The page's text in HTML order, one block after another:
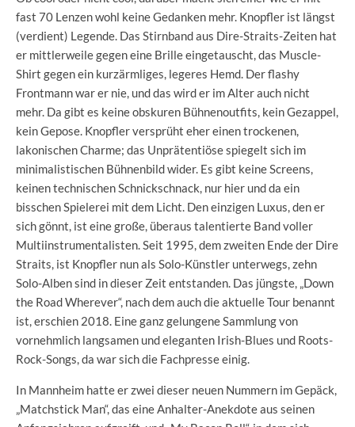
fast 70 Lenzen wohl keine Gedanken mehr. Knopfler ist längst
(verdient) Legende. Das Stirnband aus Dire-Straits-Zeiten hat
er mittlerweile gegen eine Brille eingetauscht, das Muscle-
Shirt gegen ein kurzärmliges, legeres Hemd. Der flashy
Frontmann war er nie, und das wird er im Alter auch nicht
mehr. Da gibt es keine obskuren Bühnenoutfits, kein Gezappel,
kein Gepose. Knopfler versprüht eher einen trockenen,
lakonischen Charme; das Unprätentiöse spiegelt sich im
minimalistischen Bühnenbild wider. Es gibt keine Screens,
keinen technischen Schnickschnack, nur hier und da ein
bisschen Spielerei mit dem Licht. Den einzigen Luxus, den er
sich gönnt, ist eine große, überaus talentierte Band voller
Multiinstrumentalisten. Seit 1995, dem zweiten Ende der Dire
Straits, ist Knopfler nun als Solo-Künstler unterwegs, zehn
Solo-Alben sind in dieser Zeit entstanden. Das jüngste, „Down
the Road Wherever“, nach dem auch die aktuelle Tour benannt
ist, erschien 2018. Eine ganz gelungene Sammlung von
vornehmlich langsamen und eleganten Irish-Blues und Roots-
Rock-Songs, da war sich die Fachpresse einig.
In Mannheim hatte er zwei dieser neuen Nummern im Gepäck,
„Matchstick Man“, das eine Anhalter-Anekdote aus seinen